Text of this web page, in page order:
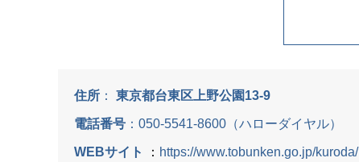
住所 ： 東京都台東区上野公園13-9
電話番号 ： 050-5541-8600（ハローダイヤル）
WEBサイト ： https://www.tobunken.go.jp/kuroda/